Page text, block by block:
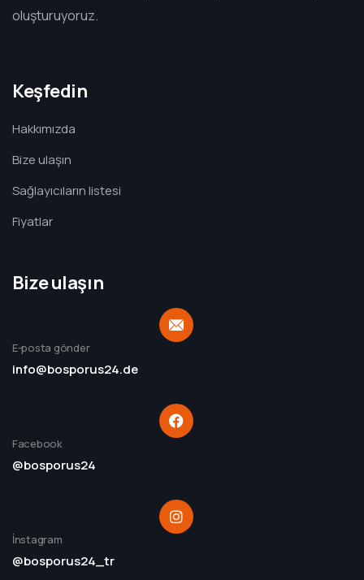
oluşturuyoruz.
Keşfedin
Hakkımızda
Bize ulaşın
Sağlayıcıların listesi
Fiyatlar
Bize ulaşın
E-posta gönder
info@bosporus24.de
Facebook
@bosporus24
İnstagram
@bosporus24_tr